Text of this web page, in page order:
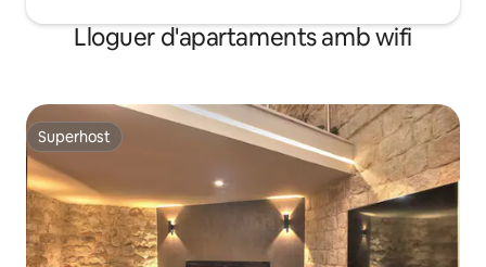
Lloguer d'apartaments amb wifi
Superhost
Superhost